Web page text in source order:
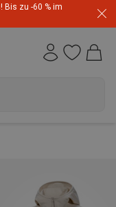
Bis zu -60 % im